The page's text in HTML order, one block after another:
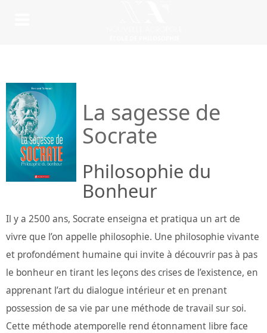
La sagesse de
Socrate
Philosophie du
Bonheur
Il y a 2500 ans, Socrate enseigna et pratiqua un art de
vivre que l’on appelle philosophie. Une philosophie vivante
et profondément humaine qui invite à découvrir pas à pas
le bonheur en tirant les leçons des crises de l’existence, en
apprenant l’art du dialogue intérieur et en prenant
possession de sa vie par une méthode de travail sur soi.
Cette méthode atemporelle rend étonnament libre face